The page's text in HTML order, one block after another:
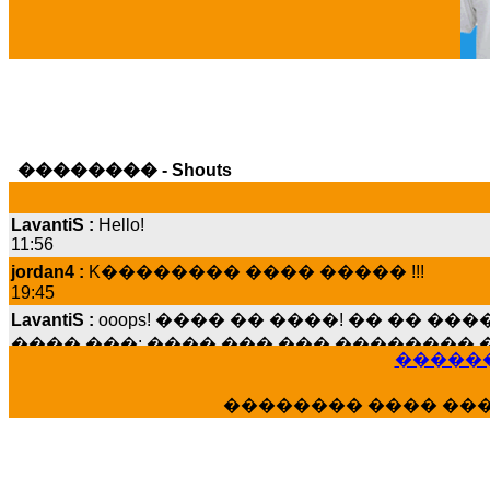
�������� - Shouts
11:56
jordan4 :K�������� ���� ����� !!!
19:45
LavantiS :ooops! ���� �� ����! �� ��
���� ���; ���� ��� ��� ��������
15:07
LavantiS :����� ���� ������� ���
�������� ����